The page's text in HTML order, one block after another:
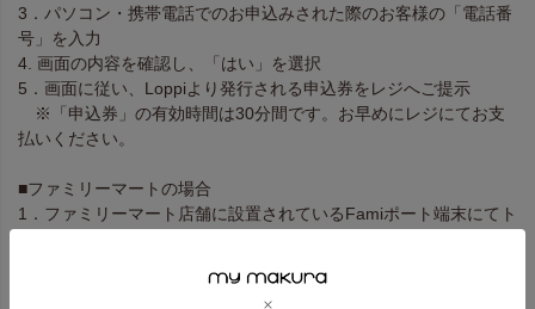
3．パソコン・携帯電話でのお申込みされた際のお客様の「電話番
号」を入力
4. 画面の内容を確認し、「はい」を選択
5．画面に従い、Loppiより発行される申込券をレジへご提示
※「申込券」の有効時間は30分間です。お早めにレジにてお支
払いください。
■ファミリーマートの場合
1．ファミリーマート店舗に設置されているFamiポート端末にてト